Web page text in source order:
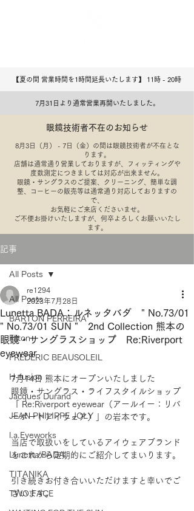
【夏の間 営業時間を1時間延長いたします】 11時 - 20​時
7月31日より通常営業再開いたしました。
眼鏡技術者不在のお知らせ
8月3日（月） - 7日（金）の間は眼鏡技術者が不在とな
ります。
店舗は通常通り営業しておりますが、フィッティングや
度数測定につきましては対応が出来ません。
​眼鏡・サングラスのご提案、クリーニング、簡単な調
整、コーヒーの販売等は通常通り対応しておりますの
で、
​お気軽にご来店くださいませ。
​ご不便お掛けいたしますが、何卒よろしくお願いいたし
ます。
記事
All Posts
BARTON PERREIRA
Filton
FREDERIC BEAUSOLEIL
H-fusion
Jacques Durand
JEAN PHILIPPE JOLY
l.a.Eyeworks
Lunetta BADA
TITANIKA
TWO FACE
All Posts
Lunetta BADA：ルネッタバダ " No.73/01
" No.73/01 SUN " 2nd Collection 熊本の
眼鏡・サングラスショップ Re:Riverport
eyewear
re1294
2023年7月28日
7月14日 熊本にオープンいたしました
眼鏡・サングラス・ライフスタイルショップ
「 Re:Riverport eyewear（アールイー：リバ
ーポートアイウェア）」の岩本です。
当店で取扱いをしているアイウェアブランド
をこれから定期的にご紹介してまいります。
引き続きお付き合いいただけますと幸いでご
ざいます。